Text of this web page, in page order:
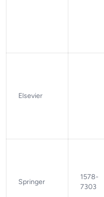
Elsevier
Springer
1578-
7303